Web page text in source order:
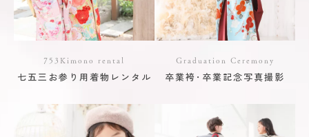
753Kimono rental
七五三お参り用着物レンタル
Graduation Ceremony
卒業袴･卒業記念写真撮影